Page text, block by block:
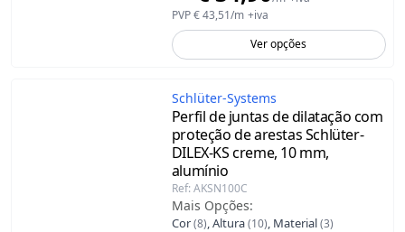
PVP€ 43,51/m +iva
Ver opções
Schlüter-Systems
Perfil de juntas de dilatação com
proteção de arestas Schlüter-
DILEX-KScreme, 10 mm,
alumínio
Ref: AKSN100C
Mais Opções:
Cor(8) Altura(10) Material(3)